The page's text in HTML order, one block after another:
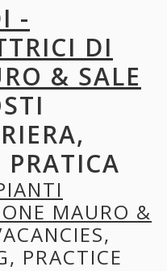
-
DI
& SALE
MAURO &
PRACTICE